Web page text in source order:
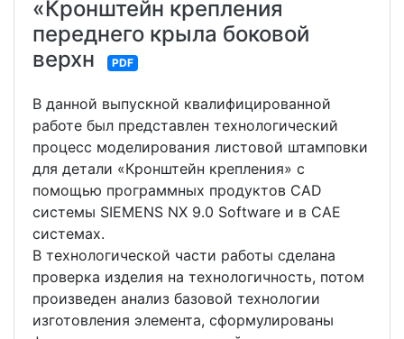
«Кронштейн крепления
переднего крыла боковой
верхн
PDF
В данной выпускной квалифицированной
работе был представлен технологический
процесс моделирования листовой штамповки
для детали «Кронштейн крепления» с
помощью программных продуктов CAD
системы SIEMENS NX 9.0 Software и в CAE
системах.
В технологической части работы сделана
проверка изделия на технологичность, потом
произведен анализ базовой технологии
изготовления элемента, сформулированы